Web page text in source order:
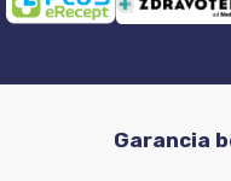
Garancia